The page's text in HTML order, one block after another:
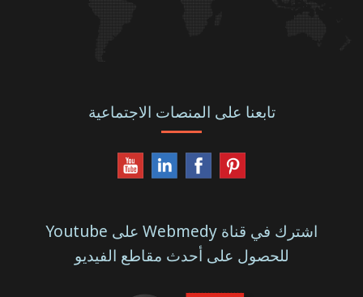
تابعنا على المنصات الاجتماعية
اشترك في قناة Webmedy على Youtube
للحصول على أحدث مقاطع الفيديو